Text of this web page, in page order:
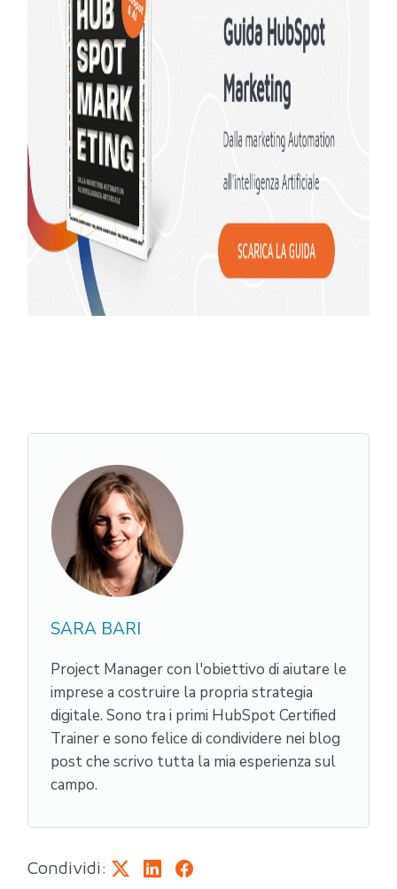
SARA BARI
Project Manager con l'obiettivo di aiutare le
imprese a costruire la propria strategia
digitale. Sono tra i primi HubSpot Certified
Trainer e sono felice di condividere nei blog
post che scrivo tutta la mia esperienza sul
campo.
Condividi: